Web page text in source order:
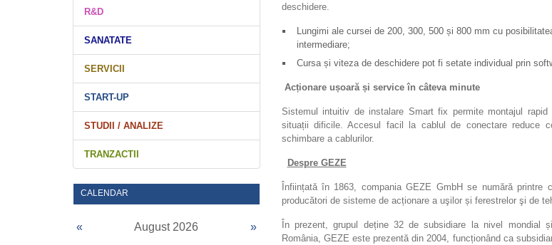
R&D
SANATATE
SERVICII
START-UP
STUDII / ANALIZE
TRANZACTII
CALENDAR
« August 2026 »
deschidere.
Lungimi ale cursei de 200, 300, 500 și 800 mm cu
intermediare;
Cursa și viteza de deschidere pot fi setate individual prin
Acționare ușoară și service în câteva minute
Sistemul intuitiv de instalare Smart fix permite montajul
situații dificile. Accesul facil la cablul de conectare reduce
schimbare a cablurilor.
Despre GEZE
Înființată în 1863, compania GEZE GmbH se numără printre
producători de sisteme de acționare a uşilor și ferestrelor şi de
În prezent, grupul deține 32 de subsidiare la nivel mondial
România, GEZE este prezentă din 2004, funcționând ca